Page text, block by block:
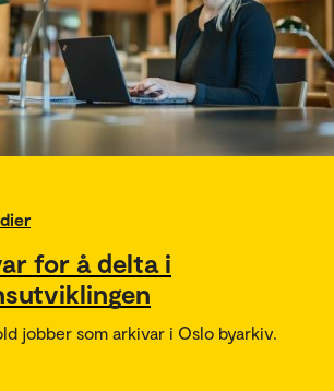
for å delta i
jobber som arkivar i Oslo byarkiv.